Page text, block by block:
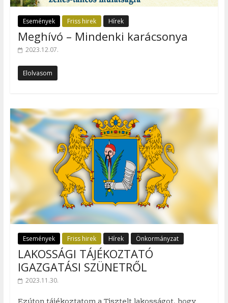
Események Friss hirek Hírek
Meghívó – Mindenki karácsonya
2023.12.07.
Elolvasom
Események Friss hirek Hírek Önkormányzat
LAKOSSÁGI TÁJÉKOZTATÓ
IGAZGATÁSI SZÜNETRŐL
2023.11.30.